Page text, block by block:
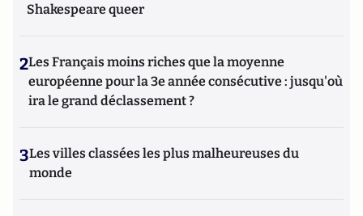
Shakespeare queer
2Les Français moins riches que la moyenne
européenne pour la 3e année consécutive : jusqu'où
ira le grand déclassement ?
3Les villes classées les plus malheureuses du
monde